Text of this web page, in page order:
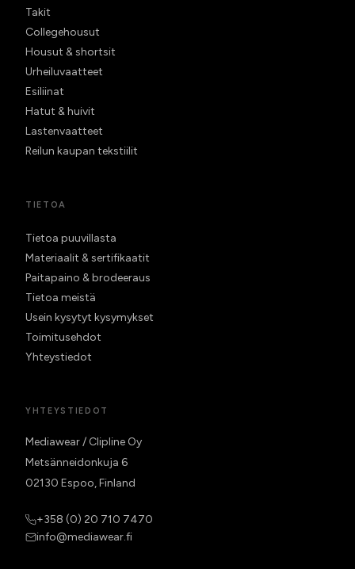
Takit
Collegehousut
Housut & shortsit
Urheiluvaatteet
Esiliinat
Hatut & huivit
Lastenvaatteet
Reilun kaupan tekstiilit
TIETOA
Tietoa puuvillasta
Materiaalit & sertifikaatit
Paitapaino & brodeeraus
Tietoa meistä
Usein kysytyt kysymykset
Toimitusehdot
Yhteystiedot
YHTEYSTIEDOT
Mediawear / Clipline Oy
Metsänneidonkuja 6
02130 Espoo, Finland
+358 (0) 20 710 7470
info@mediawear.fi